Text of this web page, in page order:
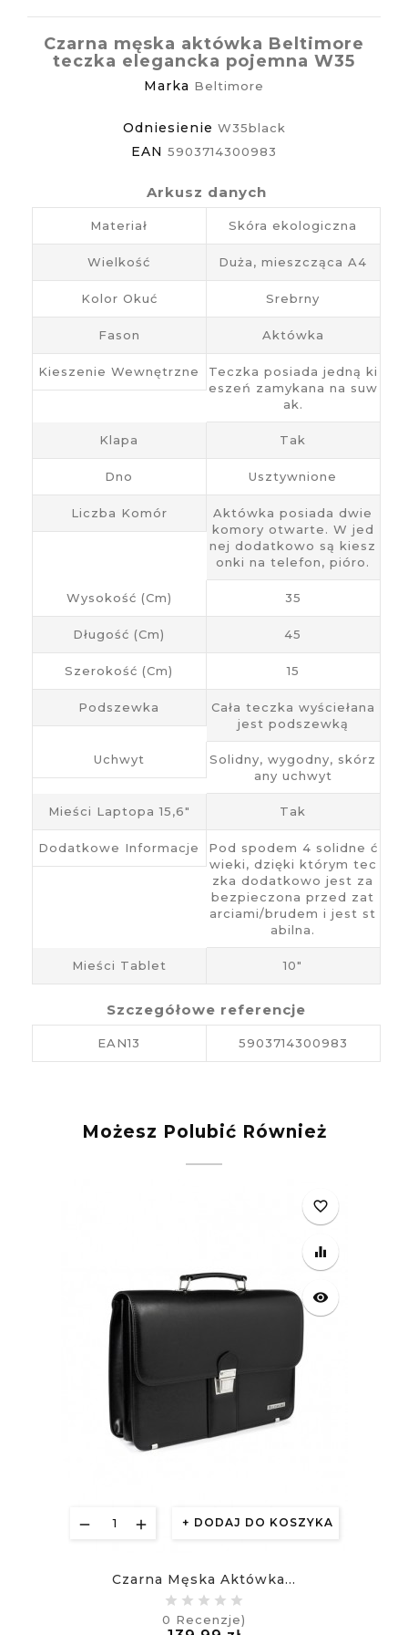
Czarna męska aktówka Beltimore
teczka elegancka pojemna W35
Marka Beltimore
Odniesienie W35black
EAN 5903714300983
Arkusz danych
Materiał Skóra ekologiczna
Wielkość Duża, mieszcząca A4
Kolor Okuć Srebrny
Fason Aktówka
Kieszenie Wewnętrzne
Teczka posiada jedną ki
eszeń zamykana na suw
ak.
Klapa Tak
Dno Usztywnione
Liczba Komór
Aktówka posiada dwie
komory otwarte. W jed
nej dodatkowo są kiesz
onki na telefon, pióro.
Wysokość (cm) 35
Długość (cm) 45
Szerokość (cm) 15
Podszewka
Cała teczka wyściełana
jest podszewką
Uchwyt
Solidny, wygodny, skórz
any uchwyt
Mieści Laptopa 15,6" Tak
Dodatkowe Informacje
Pod spodem 4 solidne ć
wieki, dzięki którym tec
zka dodatkowo jest za
bezpieczona przed zat
arciami/brudem i jest st
abilna.
Mieści Tablet 10"
Szczegółowe referencje
EAN13 5903714300983
Możesz Polubić Również
DODAJ DO KOSZYKA
favorite_border
equalizer
visibility
Czarna Męska Aktówka...
0 Recenzje)